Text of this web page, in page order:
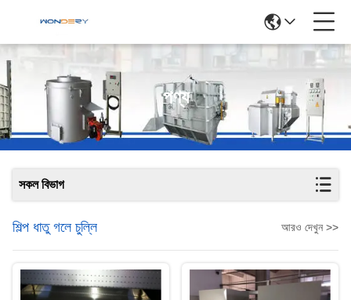
পণ্য
সকল বিভাগ
শিল্প ধাতু গলে চুল্লি আরও দেখুন >>